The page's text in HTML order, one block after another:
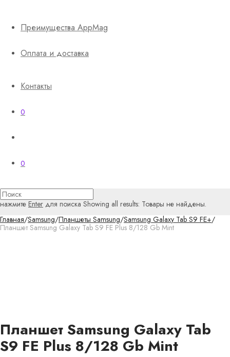
Преимущества AppMag
Оплата и доставка
Контакты
0
0
нажмите Enter для поиска Showing all results: Товары не найдены.
Главная/Samsung/Планшеты Samsung/Samsung Galaxy Tab S9 FE+/
Планшет Samsung Galaxy Tab S9 FE Plus 8/128 Gb Mint
Планшет Samsung Galaxy Tab
S9 FE Plus 8/128 Gb Mint